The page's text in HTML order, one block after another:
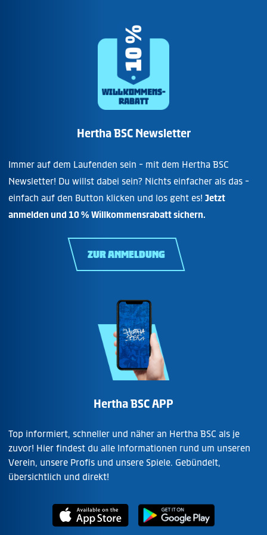
Hertha BSC Newsletter
Immer auf dem Laufenden sein - mit dem Hertha BSC
Newsletter! Du willst dabei sein? Nichts einfacher als das -
einfach auf den Button klicken und los geht es! Jetzt
anmelden und 10 % Willkommensrabatt sichern.
ZUR ANMELDUNG
Hertha BSC APP
Top informiert, schneller und näher an Hertha BSC als je
zuvor! Hier findest du alle Informationen rund um unseren
Verein, unsere Profis und unsere Spiele. Gebündelt,
übersichtlich und direkt!